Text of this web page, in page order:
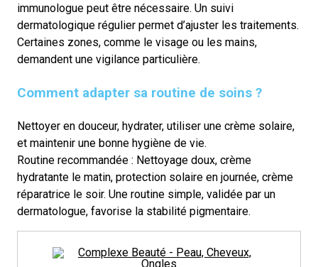
immunologue peut être nécessaire. Un suivi
dermatologique régulier permet d’ajuster les traitements.
Certaines zones, comme le visage ou les mains,
demandent une vigilance particulière.
Comment adapter sa routine de soins ?
Nettoyer en douceur, hydrater, utiliser une crème solaire,
et maintenir une bonne hygiène de vie.
Routine recommandée : Nettoyage doux, crème
hydratante le matin, protection solaire en journée, crème
réparatrice le soir. Une routine simple, validée par un
dermatologue, favorise la stabilité pigmentaire.